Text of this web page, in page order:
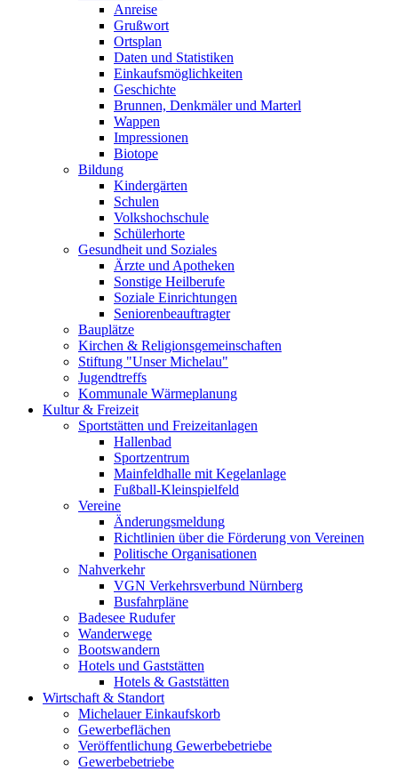
Anreise
Grußwort
Ortsplan
Daten und Statistiken
Einkaufsmöglichkeiten
Geschichte
Brunnen, Denkmäler und Marterl
Wappen
Impressionen
Biotope
Bildung
Kindergärten
Schulen
Volkshochschule
Schülerhorte
Gesundheit und Soziales
Ärzte und Apotheken
Sonstige Heilberufe
Soziale Einrichtungen
Seniorenbeauftragter
Bauplätze
Kirchen & Religionsgemeinschaften
Stiftung "Unser Michelau"
Jugendtreffs
Kommunale Wärmeplanung
Kultur & Freizeit
Sportstätten und Freizeitanlagen
Hallenbad
Sportzentrum
Mainfeldhalle mit Kegelanlage
Fußball-Kleinspielfeld
Vereine
Änderungsmeldung
Richtlinien über die Förderung von Vereinen
Politische Organisationen
Nahverkehr
VGN Verkehrsverbund Nürnberg
Busfahrpläne
Badesee Rudufer
Wanderwege
Bootswandern
Hotels und Gaststätten
Hotels & Gaststätten
Wirtschaft & Standort
Michelauer Einkaufskorb
Gewerbeflächen
Veröffentlichung Gewerbebetriebe
Gewerbebetriebe